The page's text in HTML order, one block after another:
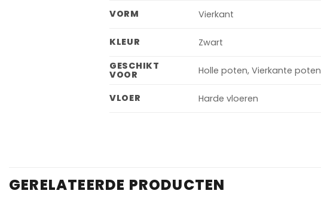
VORM Vierkant
KLEUR
Zwart
GESCHIKT
VOOR Holle poten, Vierkante poten
VLOER Harde vloeren
GERELATEERDE PRODUCTEN